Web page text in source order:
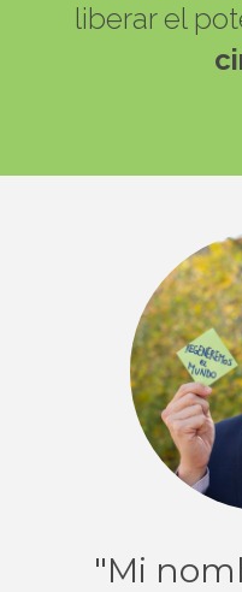
liberar el
"Mi